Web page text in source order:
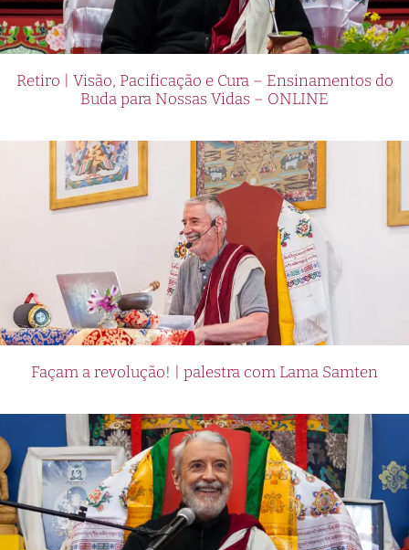
Retiro | Visão, Pacificação e Cura – Ensinamentos do
Buda para Nossas Vidas – ONLINE
Façam a revolução! | palestra com Lama Samten